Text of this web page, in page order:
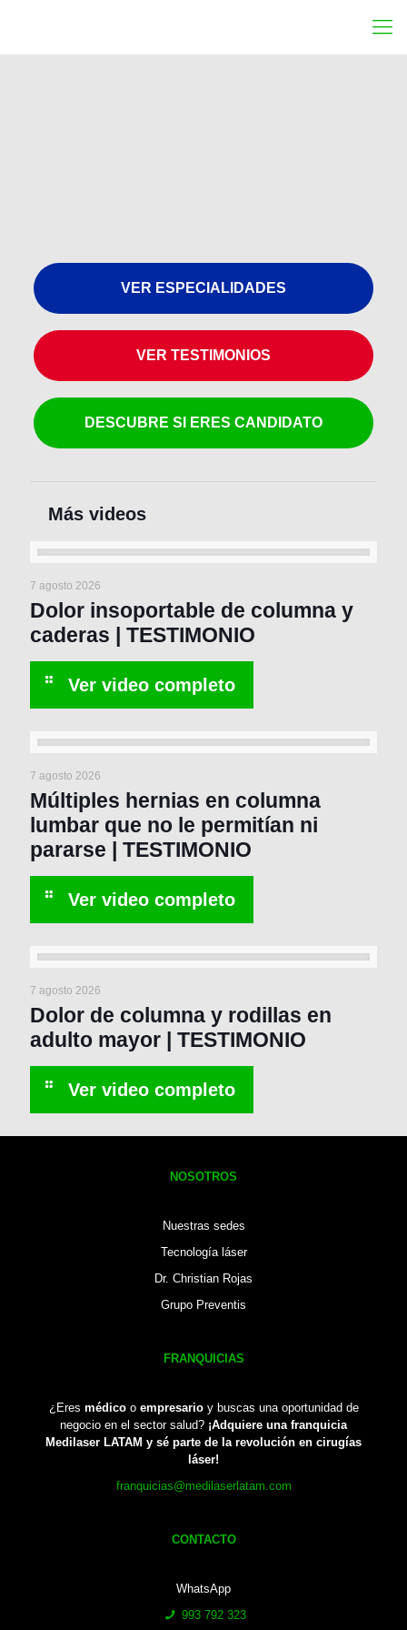
VER ESPECIALIDADES
VER TESTIMONIOS
DESCUBRE SI ERES CANDIDATO
7 agosto 2026
Dolor insoportable de columna y
caderas | TESTIMONIO
7 agosto 2026
Múltiples hernias en columna
lumbar que no le permitían ni
pararse | TESTIMONIO
7 agosto 2026
Dolor de columna y rodillas en
adulto mayor | TESTIMONIO
NOSOTROS
Nuestras sedes
Tecnología láser
Dr. Christian Rojas
Grupo Preventis
FRANQUICIAS
¿Eres médicoo empresarioy buscas una oportunidad de
negocio en el sector salud? ¡Adquiere una franquicia
Medilaser LATAM y sé parte de la revolución en cirugías
láser!
franquicias@medilaserlatam.com
CONTACTO
WhatsApp
993 792 323